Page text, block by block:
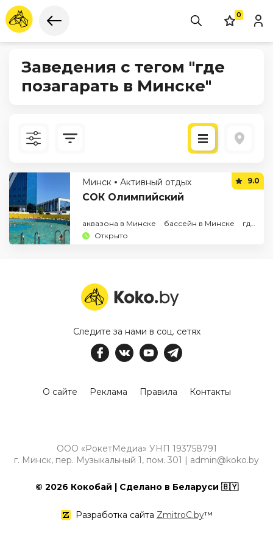
0
Заведения с тегом "где
позагарать в Минске"
По рейтингуМинск Активный отдых
СОК Олимпийский
9.0
аквазона в Минске бассейн в Минске
где позагарать в Минске
Открыто
Следите за нами в соц. сетях
О сайте Реклама Правила Контакты
ООО «РокетМедиа» УНП 193758791
г. Минск, пер. Музыкальный 1, пом. 301 | admin@koko.by
© 2026 Кокобай | Сделано в Беларуси 🇧🇾
Разработка сайта ZmitroC.by™